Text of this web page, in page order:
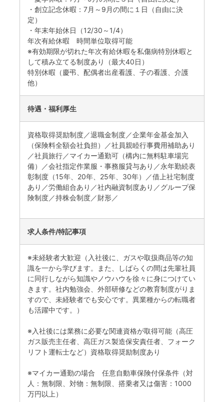
・創立記念休暇：7月～9月の間に１日（自由に決
定）
・年末年始休日（12/30～1/4）
年次有給休暇 時間単位取得可能
※有効期限が切れた年次有給休暇を私傷病特別休暇と
して積み立てる制度あり（最大40日）
特別休暇（慶弔、配偶者出産看護、子の看護、介護
他）
待遇・福利厚生
資格取得奨励制度／退職金制度／企業年金基金加入
（保険料全額会社負担）／社員親睦行事費用補助あり
／社員旅行／マイカー通勤可（構内に無料駐車場完
備）／会社指定作業服・事務服貸与あり／永年勤続表
彰制度（15年、20年、25年、30年）／借上社宅制度
あり／労働組合あり／社内融資制度あり／グループ保
険制度／持株会制度／財形／
求人条件/特記事項
※未経験者大歓迎（入社後に、ガスや取扱商品等の知
識を一から学びます。また、しばらくの間は先輩社員
に同行しながら知識やノウハウを徐々に身につけてい
きます。社内勉強会、外部研修などの教育制度がりま
すので、未経験者でも安心です。異業種からの転職者
も活躍中です。）
※入社後には業務に必要な関連資格が取得可能（高圧
ガス販売主任者、高圧ガス製造保安責任者、フォーク
リフト運転士など）資格取得奨励制度あり
※マイカー通勤の場合 任意自動車保険付保条件（対
人：無制限、対物：無制限、搭乗者又は傷害：1000
万円以上）